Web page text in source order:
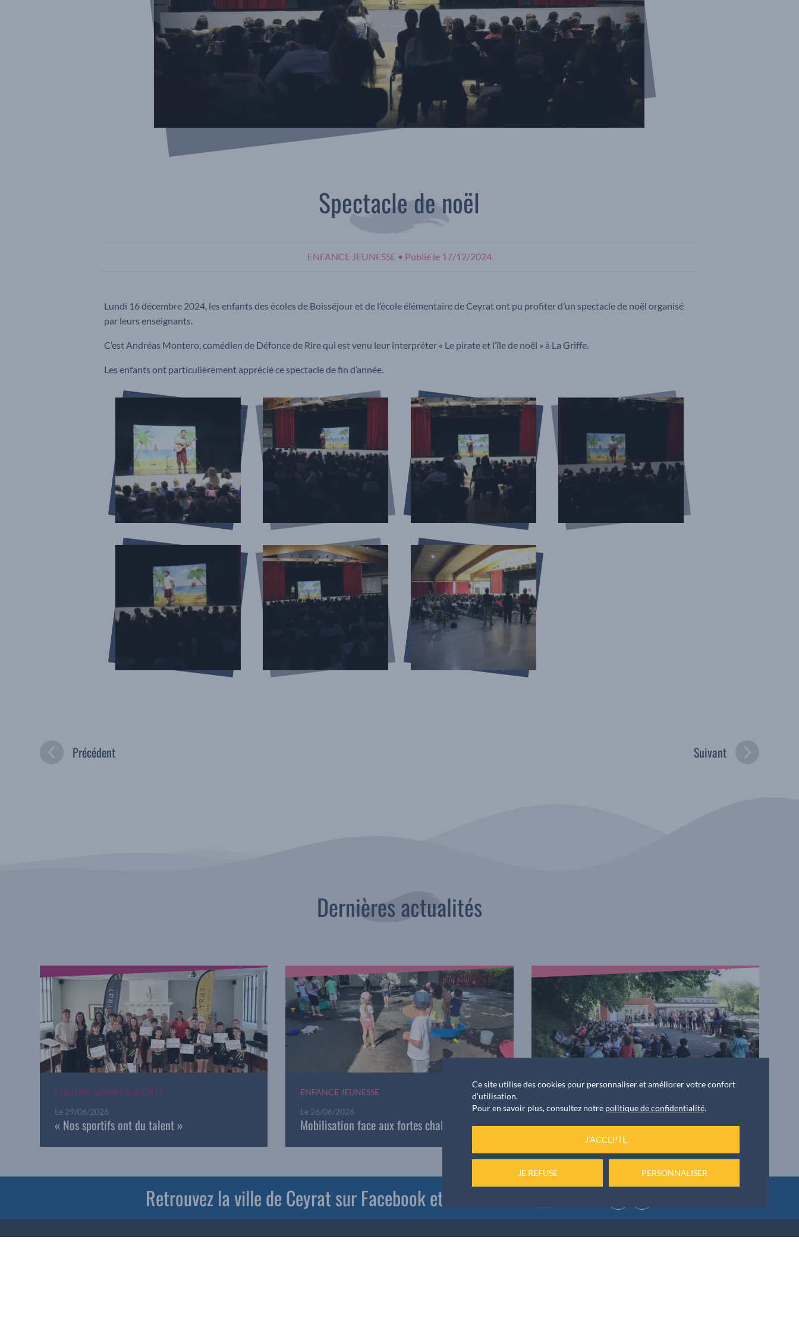
Spectacle de noël
ENFANCE JEUNESSE• Publié le 17/12/2024
Lundi 16 décembre 2024, les enfants des écoles de Boisséjour et de l’école élémentaire de Ceyrat ont pu profiter d’un spectacle de noël organisé
par leurs enseignants.
C’est Andréas Montero, comédien de Défonce de Rire qui est venu leur interpréter « Le pirate et l’île de noël » à La Griffe.
Les enfants ont particulièrement apprécié ce spectacle de fin d’année.
Précédent Suivant
Dernières actualités
CULTURE, LOISIRS & SPORTS
Le 29/06/2026
« Nos sportifs ont du talent »
ENFANCE JEUNESSE
Le 26/06/2026
Mobilisation face aux fortes chaleurs
ENFANCE JEUNESSE
Le17/06/2026
Olympiades sportives
Retrouvez la ville de Ceyrat sur Facebook et PanneauPocket
Ce site utilise des cookies pour personnaliser et améliorer votre confort
d'utilisation.
Pour en savoir plus, consultez notre politique de confidentialité.
J'ACCEPTE
JE REFUSE PERSONNALISER